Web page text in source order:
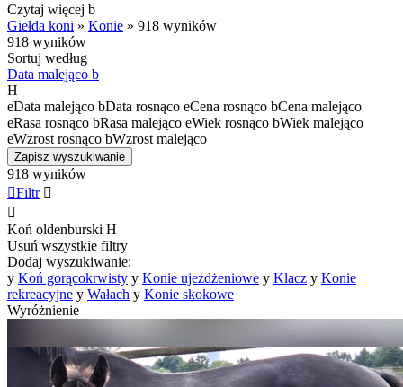
Czytaj więcej b
Giełda koni » Konie » 918 wyników
918 wyników
Sortuj według
Data malejąco b
H
eData malejąco bData rosnąco eCena rosnąco bCena malejąco
eRasa rosnąco bRasa malejąco eWiek rosnąco bWiek malejąco
eWzrost rosnąco bWzrost malejąco
Zapisz wyszukiwanie
918 wyników
Filtr 

Koń oldenburski H
Usuń wszystkie filtry
Dodaj wyszukiwanie:
y Koń gorącokrwisty y Konie ujeżdżeniowe y Klacz y Konie
rekreacyjne y Wałach y Konie skokowe
Wyróżnienie